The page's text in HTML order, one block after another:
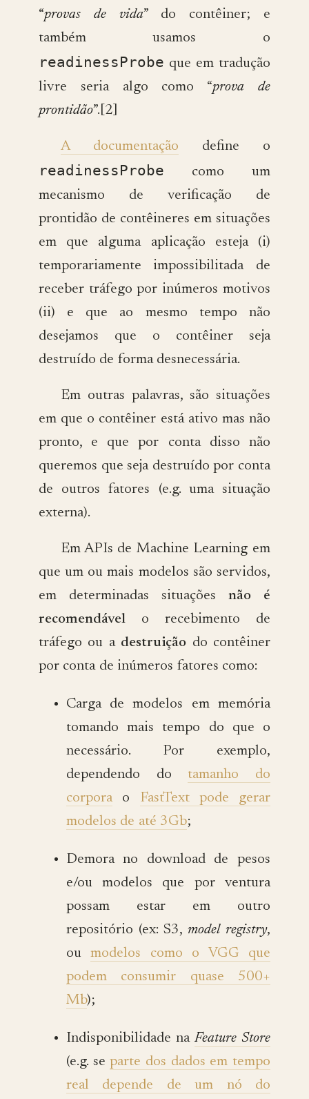
“provas de vida” do contêiner; e
também usamos o
readinessProbe que em tradução
livre seria algo como “prova de
prontidão”.[2]
A documentação define o
readinessProbe como um
mecanismo de verificação de
prontidão de contêineres em situações
em que alguma aplicação esteja (i)
temporariamente impossibilitada de
receber tráfego por inúmeros motivos
(ii) e que ao mesmo tempo não
desejamos que o contêiner seja
destruído de forma desnecessária.
Em outras palavras, são situações
em que o contêiner está ativo mas não
pronto, e que por conta disso não
queremos que seja destruído por conta
de outros fatores (e.g. uma situação
externa).
Em APIs de Machine Learning em
que um ou mais modelos são servidos,
em determinadas situações não é
recomendável o recebimento de
tráfego ou a destruição do contêiner
por conta de inúmeros fatores como:
Carga de modelos em memória
tomando mais tempo do que o
necessário. Por exemplo,
dependendo do tamanho do
corporao FastText pode gerar
modelos de até 3Gb;
Demora no download de pesos
e/ou modelos que por ventura
possam estar em outro
repositório (ex: S3,model registry,
oumodelos como o VGG que
podem consumir quase 500+
Mb);
Indisponibilidade naFeature Store
(e.g. separte dos dados em tempo
real depende de um nó do